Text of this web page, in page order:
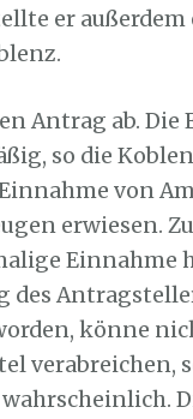
er
Antrag ab.
so die
von
erwiesen.
Einnahme
des
könne
verabreichen,